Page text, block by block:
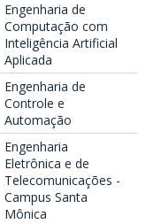
Engenharia de
Computação com
Inteligência Artificial
Aplicada
Engenharia de
Controle e
Automação
Engenharia
Eletrônica e de
Telecomunicações -
Campus Santa
Mônica